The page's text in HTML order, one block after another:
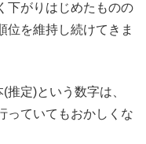
下がりはじめたものの
位を維持し続けてきま
定)という数字は、
っていてもおかしくな